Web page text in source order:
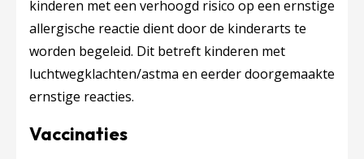
kinderen met een verhoogd risico op een ernstige
allergische reactie dient door de kinderarts te
worden begeleid. Dit betreft kinderen met
luchtwegklachten/astma en eerder doorgemaakte
ernstige reacties.
Vaccinaties